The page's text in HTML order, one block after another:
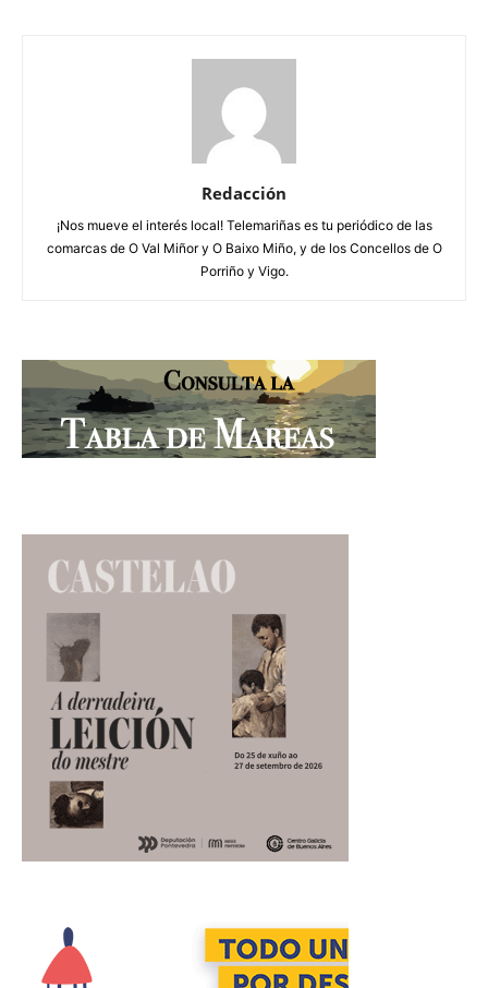
Redacción
¡Nos mueve el interés local! Telemariñas es tu periódico de las
comarcas de O Val Miñor y O Baixo Miño, y de los Concellos de O
Porriño y Vigo.